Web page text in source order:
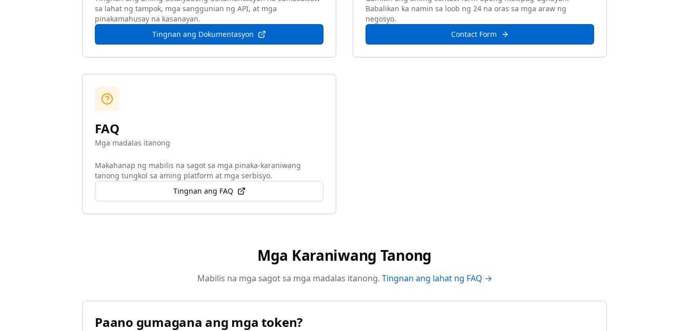
sa lahat ng tampok, mga sanggunian ng API, at mga
pinakamahusay na kasanayan.
Tingnan ang Dokumentasyon
Babalikan ka namin sa loob ng 24 na oras sa mga araw ng
negosyo.
Contact Form
FAQ
Mga madalas itanong
Makahanap ng mabilis na sagot sa mga pinaka-karaniwang
tanong tungkol sa aming platform at mga serbisyo.
Tingnan ang FAQ
Mga Karaniwang Tanong
Mabilis na mga sagot sa mga madalas itanong. Tingnan ang lahat ng FAQ →
Paano gumagana ang mga token?